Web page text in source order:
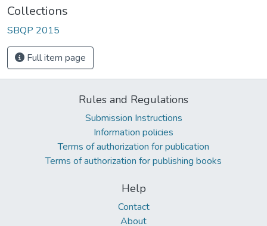
Collections
SBQP 2015
Full item page
Rules and Regulations
Submission Instructions
Information policies
Terms of authorization for publication
Terms of authorization for publishing books
Help
Contact
About